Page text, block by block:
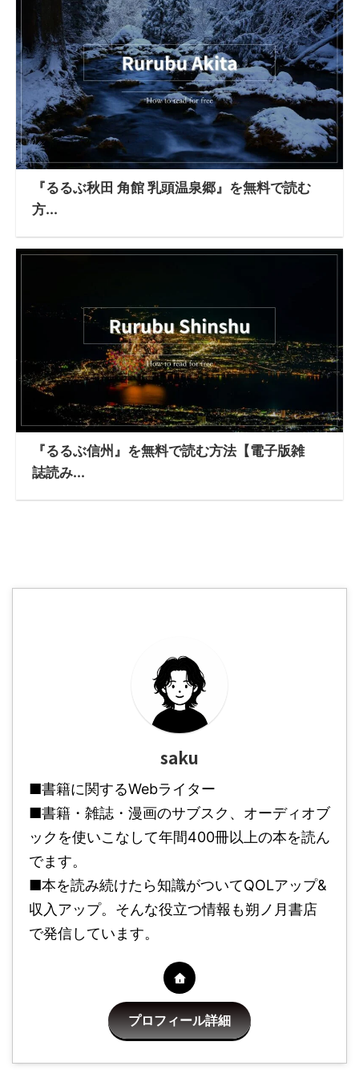
『るるぶ秋田 角館 乳頭温泉郷』を無料で読む
方...
『るるぶ信州』を無料で読む方法【電子版雑
誌読み...
saku
■書籍に関するWebライター
■書籍・雑誌・漫画のサブスク、オーディオブ
ックを使いこなして年間400冊以上の本を読ん
でます。
■本を読み続けたら知識がついてQOLアップ&
収入アップ。そんな役立つ情報も朔ノ月書店
で発信しています。
プロフィール詳細